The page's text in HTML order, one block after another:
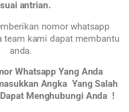
antrian.
nomor whatsapp
team kami dapat membantu
anda.
Whatsapp Yang Anda
Angka Yang Salah
Menghubungi Anda !